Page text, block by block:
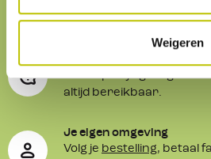
Weigeren
Service& contact
We helpen je graag. Onze
altijd bereikbaar.
Je eigen omgeving
Volg je bestelling, betaal